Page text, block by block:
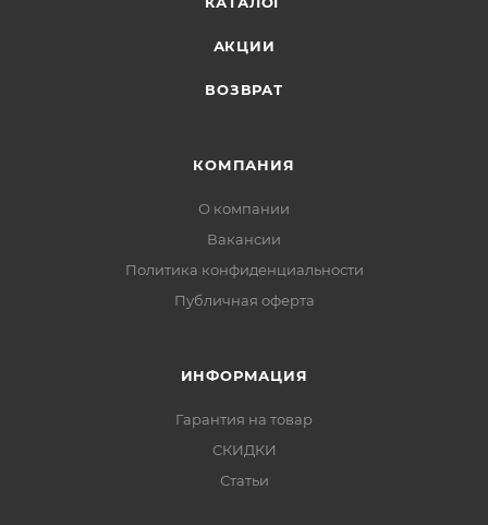
АКЦИИ
ВОЗВРАТ
КОМПАНИЯ
О компании
Вакансии
Политика конфиденциальности
Публичная оферта
ИНФОРМАЦИЯ
Гарантия на товар
СКИДКИ
Статьи